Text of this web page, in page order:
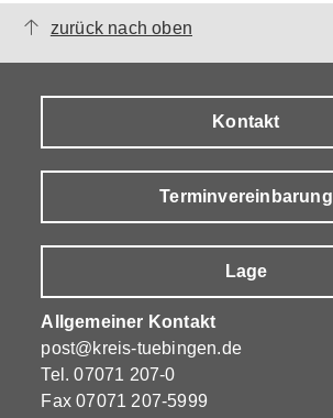
zurück nach oben
Kontakt
Terminvereinbarung
Lage
Allgemeiner Kontakt
post@kreis-tuebingen.de
Tel.07071 207-0
Fax 07071 207-5999